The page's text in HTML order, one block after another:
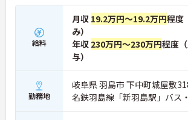
給料
月収 19.2万円～19.2万円程度
み）
年収 230万円～230万円程度
与）
勤務地
岐阜県 羽島市 下中町城屋敷
名鉄羽島線「新羽島駅」バス